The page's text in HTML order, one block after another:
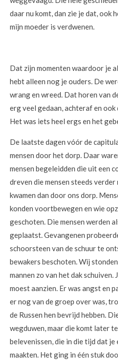
daar nu komt, dan zie je dat, ook
mijn moeder is verdwenen.
Dat zijn momenten waardoor je
hebt alleen nog je ouders. De
wrang en wreed. Dat horen van
erg veel gedaan, achteraf en
Het was iets heel ergs en het
De laatste dagen vóór de
mensen door het dorp. Daar
mensen begeleidden die uit een
dreven die mensen steeds
kwamen dan door ons dorp.
konden voortbewegen en wie
geschoten. Die mensen werden
geplaatst. Gevangenen
schoorsteen van de schuur te
bewakers beschoten. Wij
mannen zo van het dak
moest aanzien. Er was angst en
er nog van de groep over was,
de Russen hen bevrijd hebben.
wegduwen, maar die komt later
belevenissen, die in die tijd dat je
maakten. Het ging in één stuk